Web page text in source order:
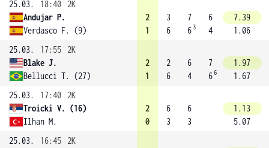
25.03.
18:40
2K
Andujar P.
Verdasco F. (9)
2
1
3
6
7
6 3
6
4
7.39
1.06
25.03.
17:55
2K
Blake J.
Bellucci T. (27)
2
1
2
6
6
4
7
66
1.97
1.67
25.03.
17:40
2K
Troicki V. (16)
Ilhan M.
2
0
6
3
6
3
1.13
5.07
25.03.
16:45
2K